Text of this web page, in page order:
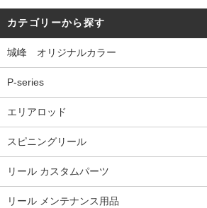
カテゴリーから探す
城峰 オリジナルカラー
P-series
エリアロッド
スピニングリール
リール カスタムパーツ
リール メンテナンス用品